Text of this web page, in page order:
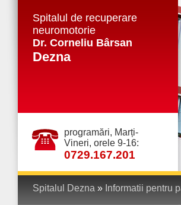
Spitalul de recuperare
neuromotorie
Dr. Corneliu Bârsan
Dezna
programări, Marți-
Vineri, orele 9-16:
0729.167.201
Spitalul Dezna » Informatii pentru